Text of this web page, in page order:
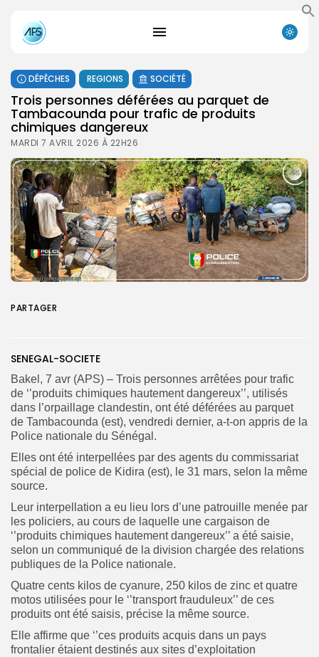
Search
FR
DÉPÊCHES REGIONS SOCIÉTÉ
Trois personnes déférées au parquet de
Tambacounda pour trafic de produits
chimiques dangereux
MARDI 7 AVRIL 2026 À 22H26
SENEGAL-SOCIETE
Bakel, 7 avr (APS) – Trois personnes arrêtées pour trafic
de ‘’produits chimiques hautement dangereux’’, utilisés
dans l’orpaillage clandestin, ont été déférées au parquet
de Tambacounda (est), vendredi dernier, a-t-on appris de la
Police nationale du Sénégal.
Elles ont été interpellées par des agents du commissariat
spécial de police de Kidira (est), le 31 mars, selon la même
source.
Leur interpellation a eu lieu lors d’une patrouille menée par
les policiers, au cours de laquelle une cargaison de
‘’produits chimiques hautement dangereux’’ a été saisie,
selon un communiqué de la division chargée des relations
publiques de la Police nationale.
Quatre cents kilos de cyanure, 250 kilos de zinc et quatre
motos utilisées pour le ‘’transport frauduleux’’ de ces
produits ont été saisis, précise la même source.
Elle affirme que ‘’ces produits acquis dans un pays
frontalier étaient destinés aux sites d’exploitation
PARTAGER